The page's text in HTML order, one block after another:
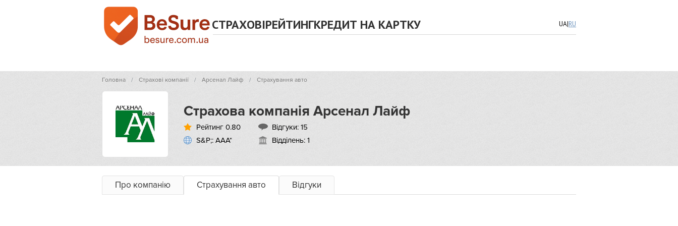
СТРАХОВІРЕЙТИНГКРЕДИТ НА КАРТКУ UA|RU
Головна Страхові компанії Арсенал Лайф Страхування авто
Страхова компанія Арсенал Лайф
Рейтинг 0.80 Відгуки: 15
S&P;: ААА*
Відділень: 1
Про компанію Страхування авто Відгуки